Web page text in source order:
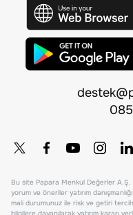
Bu site Papara Menkul Değerler A.Ş.
yorum ve öneriler yatırım
mali durumunuz ile risk ve getiri
bilgilere dayanılarak yatırım kararı